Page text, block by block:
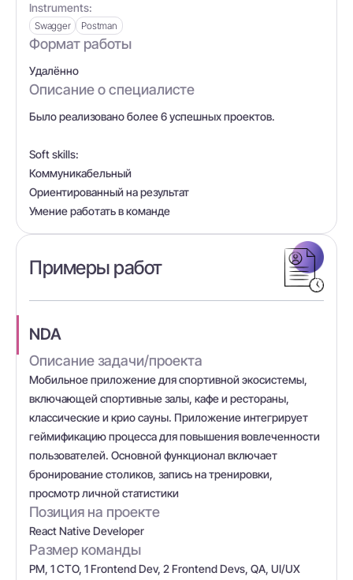
Instruments:
Swagger Postman
Формат работы
Удалённо
Описание о специалисте
Было реализовано более 6 успешных проектов.
Soft skills:
Коммуникабельный
Ориентированный на результат
Умение работать в команде
Примеры работ
NDA
Описание задачи/проекта
Мобильное приложение для спортивной экосистемы,
включающей спортивные залы, кафе и рестораны,
классические и крио сауны. Приложение интегрирует
геймификацию процесса для повышения вовлеченности
пользователей. Основной функционал включает
бронирование столиков, запись на тренировки,
просмотр личной статистики
Позиция на проекте
React Native Developer
Размер команды
PM, 1 CTO, 1 Frontend Dev, 2 Frontend Devs, QA, UI/UX